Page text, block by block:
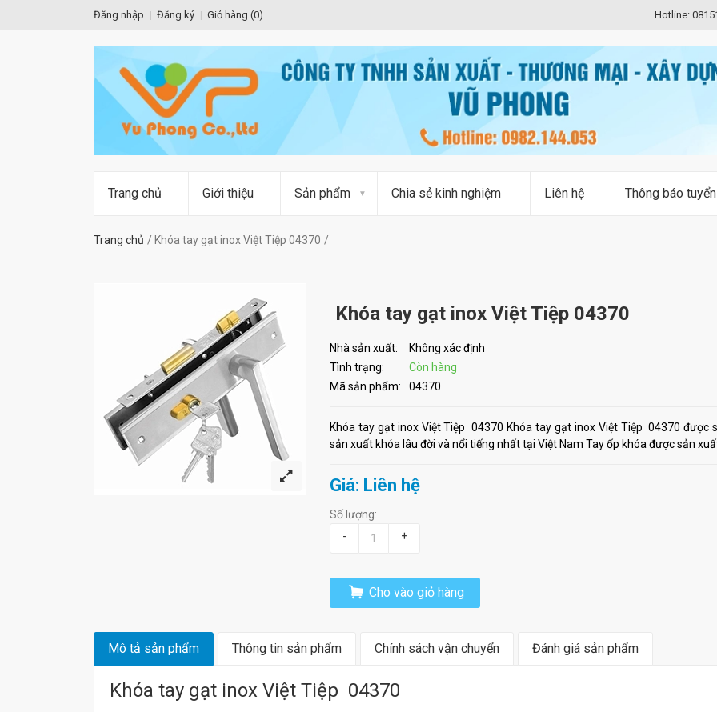
Đăng nhập Đăng ký Giỏ hàng (0) Hotline:
Trang chủ Giới thiệu Sản phẩm Chia sẻ kinh nghiệm Liên hệ Thông báo
Trang chủ Khóa tay gạt inox Việt Tiệp 04370
Khóa tay gạt inox Việt Tiệp 04370
Nhà sản xuất:
Không xác định
Tình trạng:
Còn hàng
Mã sản phẩm:
04370
Khóa tay gạt inox Việt Tiệp 04370 Khóa tay gạt inox Việt Tiệp 04370 được
sản xuất khóa lâu đời và nổi tiếng nhất tại Việt Nam Tay ốp khóa được sản
Giá: Liên hệ
Số lượng:
-
+
Cho vào giỏ hàng
Mô tả sản phẩm Thông tin sản phẩm Chính sách vận chuyển Đánh giá sản phẩm
Khóa tay gạt inox Việt Tiệp 04370